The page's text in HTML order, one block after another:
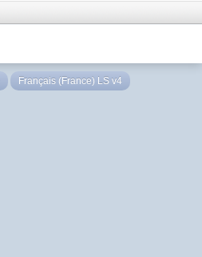
Français (France) LS v4